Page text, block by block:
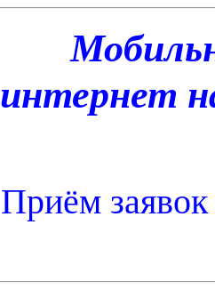
интернет
Приём